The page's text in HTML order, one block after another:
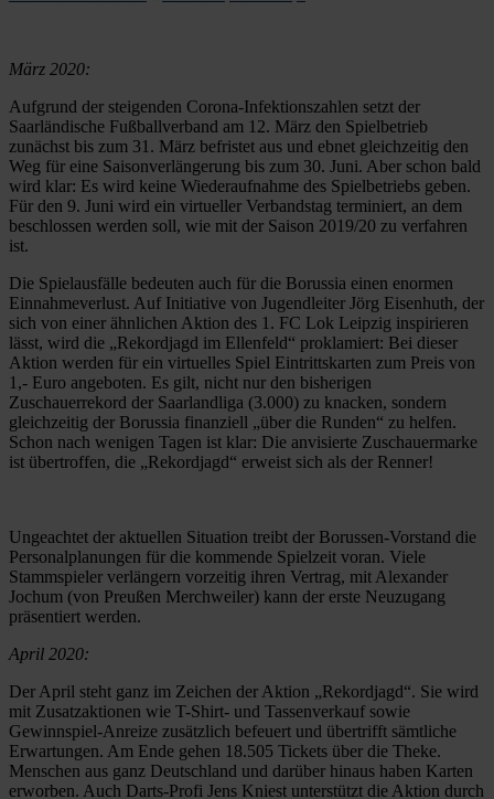
März 2020:
Aufgrund der steigenden Corona-Infektionszahlen setzt der
Saarländische Fußballverband am 12. März den Spielbetrieb
zunächst bis zum 31. März befristet aus und ebnet gleichzeitig den
Weg für eine Saisonverlängerung bis zum 30. Juni. Aber schon bald
wird klar: Es wird keine Wiederaufnahme des Spielbetriebs geben.
Für den 9. Juni wird ein virtueller Verbandstag terminiert, an dem
beschlossen werden soll, wie mit der Saison 2019/20 zu verfahren
ist.
Die Spielausfälle bedeuten auch für die Borussia einen enormen
Einnahmeverlust. Auf Initiative von Jugendleiter Jörg Eisenhuth, der
sich von einer ähnlichen Aktion des 1. FC Lok Leipzig inspirieren
lässt, wird die „Rekordjagd im Ellenfeld“ proklamiert: Bei dieser
Aktion werden für ein virtuelles Spiel Eintrittskarten zum Preis von
1,- Euro angeboten. Es gilt, nicht nur den bisherigen
Zuschauerrekord der Saarlandliga (3.000) zu knacken, sondern
gleichzeitig der Borussia finanziell „über die Runden“ zu helfen.
Schon nach wenigen Tagen ist klar: Die anvisierte Zuschauermarke
ist übertroffen, die „Rekordjagd“ erweist sich als der Renner!
Ungeachtet der aktuellen Situation treibt der Borussen-Vorstand die
Personalplanungen für die kommende Spielzeit voran. Viele
Stammspieler verlängern vorzeitig ihren Vertrag, mit Alexander
Jochum (von Preußen Merchweiler) kann der erste Neuzugang
präsentiert werden.
April 2020:
Der April steht ganz im Zeichen der Aktion „Rekordjagd“. Sie wird
mit Zusatzaktionen wie T-Shirt- und Tassenverkauf sowie
Gewinnspiel-Anreize zusätzlich befeuert und übertrifft sämtliche
Erwartungen. Am Ende gehen 18.505 Tickets über die Theke.
Menschen aus ganz Deutschland und darüber hinaus haben Karten
erworben. Auch Darts-Profi Jens Kniest unterstützt die Aktion durch